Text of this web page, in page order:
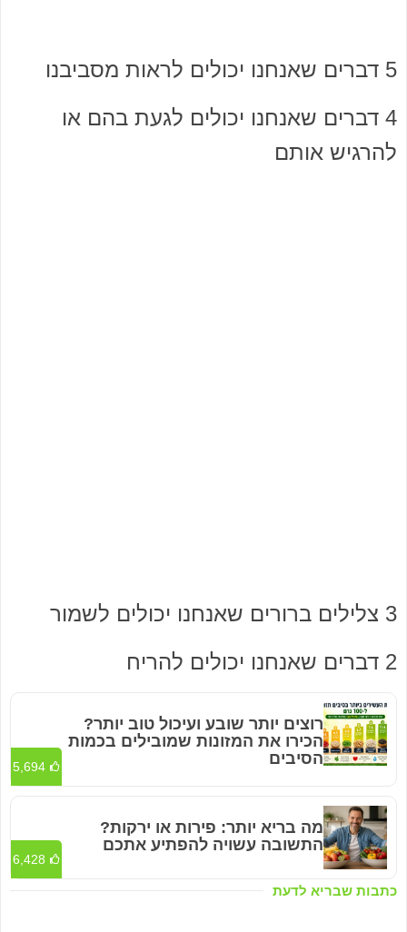
5 דברים שאנחנו יכולים לראות מסביבנו
4 דברים שאנחנו יכולים לגעת בהם או
להרגיש אותם
3 צלילים ברורים שאנחנו יכולים לשמור
2 דברים שאנחנו יכולים להריח
כתבות שבריא לדעת
רוצים יותר שובע ועיכול טוב יותר?
הכירו את המזונות שמובילים בכמות
הסיבים
5,694
מה בריא יותר: פירות או ירקות?
התשובה עשויה להפתיע אתכם
6,428